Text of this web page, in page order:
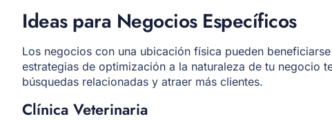
Ideas para Negocios Específicos
Los negocios con una ubicación física pueden
estrategias de optimización a la naturaleza de tu negocio
búsquedas relacionadas y atraer más clientes.
Clínica Veterinaria